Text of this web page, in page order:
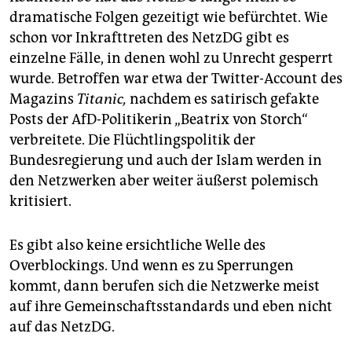
dramatische Folgen gezeitigt wie befürchtet. Wie
schon vor Inkrafttreten des NetzDG gibt es
einzelne Fälle, in denen wohl zu Unrecht gesperrt
wurde. Betroffen war etwa der Twitter-Account des
Magazins Titanic, nachdem es satirisch gefakte
Posts der AfD-Politikerin „Bea­trix von Storch“
verbreitete. Die Flüchtlingspolitik der
Bundesregierung und auch der Islam werden in
den Netzwerken aber weiter äußerst polemisch
kritisiert.
Es gibt also keine ersichtliche Welle des
Overblockings. Und wenn es zu Sperrungen
kommt, dann berufen sich die Netzwerke meist
auf ihre Gemeinschaftsstandards und eben nicht
auf das NetzDG.